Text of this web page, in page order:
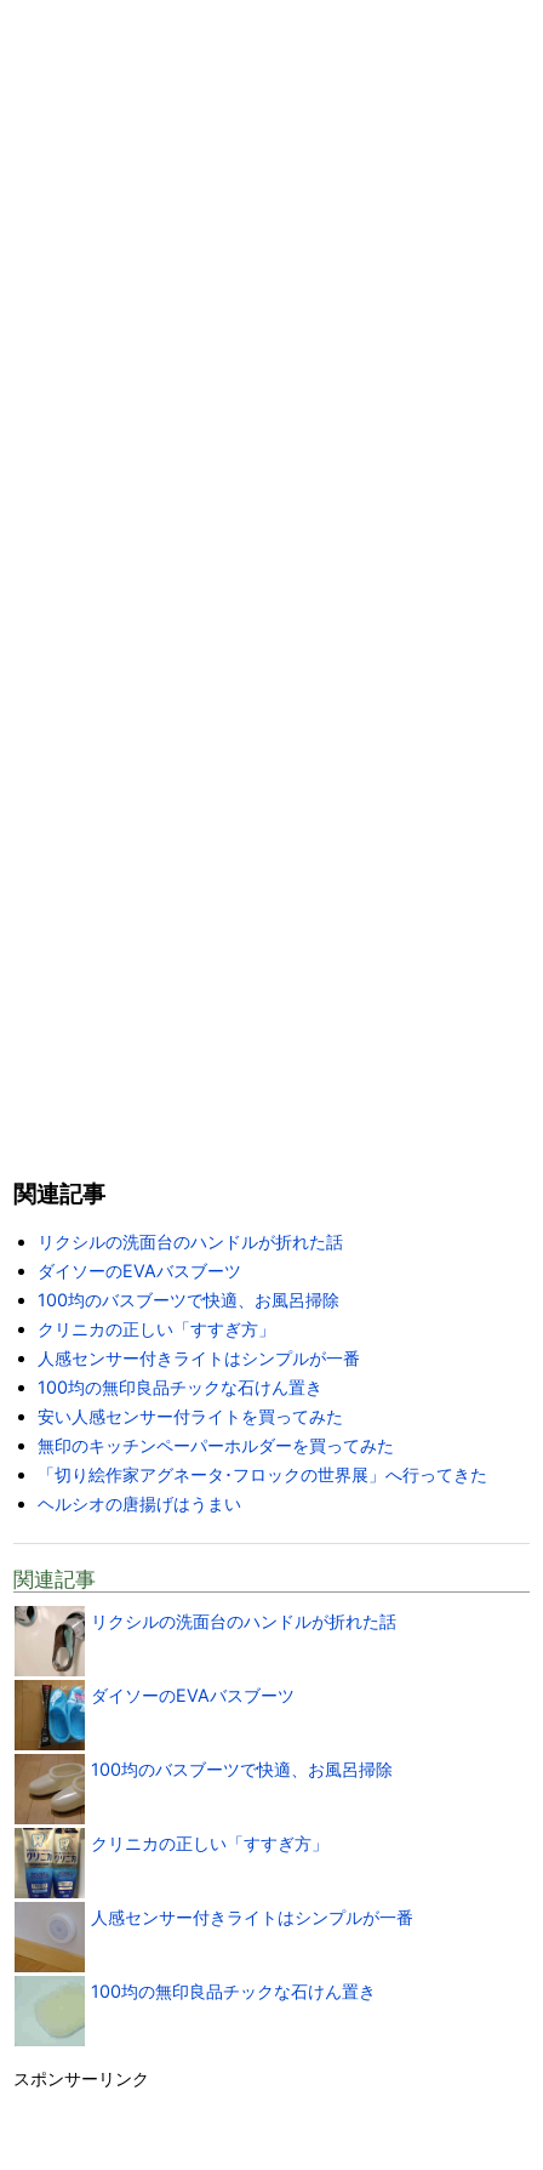
関連記事
リクシルの洗面台のハンドルが折れた話
ダイソーのEVAバスブーツ
100均のバスブーツで快適、お風呂掃除
クリニカの正しい「すすぎ方」
人感センサー付きライトはシンプルが一番
100均の無印良品チックな石けん置き
安い人感センサー付ライトを買ってみた
無印のキッチンペーパーホルダーを買ってみた
「切り絵作家アグネータ･フロックの世界展」へ行ってきた
ヘルシオの唐揚げはうまい
関連記事
リクシルの洗面台のハンドルが折れた話
ダイソーのEVAバスブーツ
100均のバスブーツで快適、お風呂掃除
クリニカの正しい「すすぎ方」
人感センサー付きライトはシンプルが一番
100均の無印良品チックな石けん置き
スポンサーリンク